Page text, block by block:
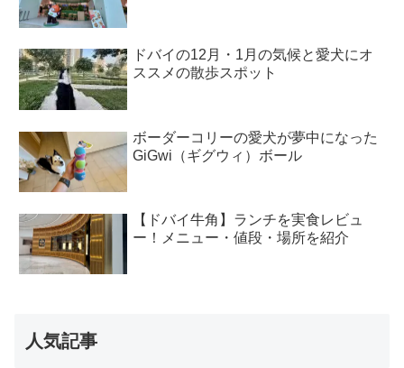
ドバイの12月・1月の気候と愛犬にオ
ススメの散歩スポット
ボーダーコリーの愛犬が夢中になった
GiGwi（ギグウィ）ボール
【ドバイ牛角】ランチを実食レビュ
ー！メニュー・値段・場所を紹介
人気記事